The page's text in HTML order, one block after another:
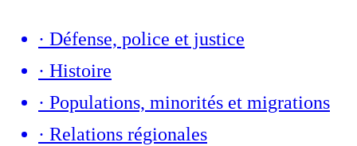
· Défense, police et justice
· Histoire
· Populations, minorités et migrations
· Relations régionales